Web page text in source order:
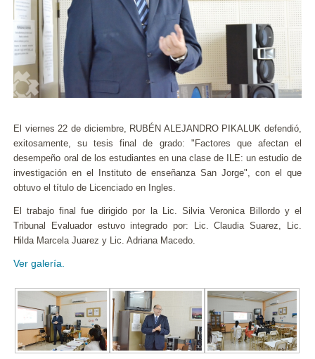
El viernes 22 de diciembre, RUBÉN ALEJANDRO PIKALUK defendió,
exitosamente, su tesis final de grado: "Factores que afectan el
desempeño oral de los estudiantes en una clase de ILE: un estudio de
investigación en el Instituto de enseñanza San Jorge", con el que
obtuvo el título de Licenciado en Ingles.
El trabajo final fue dirigido por la Lic. Silvia Veronica Billordo y el
Tribunal Evaluador estuvo integrado por: Lic. Claudia Suarez, Lic.
Hilda Marcela Juarez y Lic. Adriana Macedo.
Ver galería.